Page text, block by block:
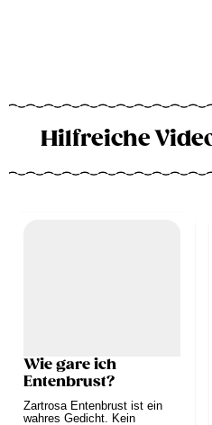
Hilfreiche
Wie gare ich
Entenbrust?
Zartrosa Entenbrust ist ein
wahres Gedicht. Kein